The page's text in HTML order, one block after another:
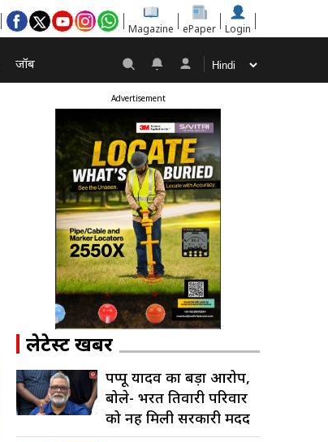
Magazine ePaper Login
जॉब
Advertisement
लेटेस्ट खबरें
पप्पू यादव का बड़ा आरोप,
बोले- भरत तिवारी परिवार
को नहीं मिली सरकारी मदद